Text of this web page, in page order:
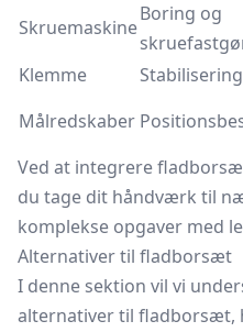
Skruemaskine
Boring og
Klemme
Stabilisering
Målredskaber
Ved at integrere
du tage dit håndværk til
komplekse opgaver med
Alternativer til fladborsæt
I denne sektion vil vi
alternativer til fladborsæt,